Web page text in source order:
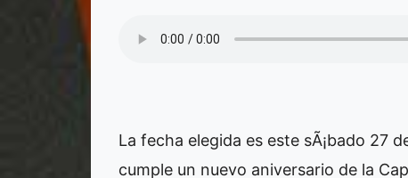
La fecha elegida es este sÃ¡bado 27
cumple un nuevo aniversario de la